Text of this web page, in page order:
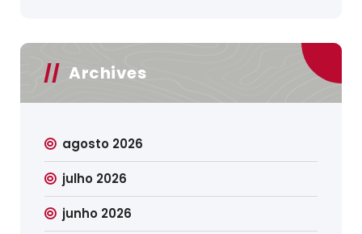
Archives
agosto 2026
julho 2026
junho 2026